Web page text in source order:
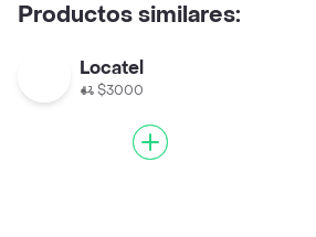
Productos similares:
Locatel
$3000